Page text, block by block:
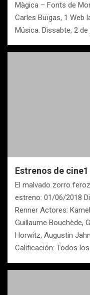
Màgica – Fonts de
Carles Buïgas, 1 Web
Música. Dissabte, 2
Estrenos de
El malvado zorro
estreno: 01/06/2018
Renner Actores:
Guillaume Bouchède,
Horwitz, Augustin
Calificación: Todos